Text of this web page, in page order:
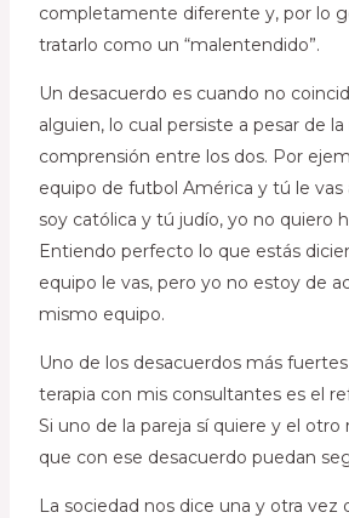
completamente diferente y, por lo
tratarlo como un “malentendido”.
Un desacuerdo es cuando no
alguien, lo cual persiste a pesar de
comprensión entre los dos. Por
equipo de futbol América y tú le vas
soy católica y tú judío, yo no quiero
Entiendo perfecto lo que estás
equipo le vas, pero yo no estoy de
mismo equipo.
Uno de los desacuerdos más
terapia con mis consultantes es el
Si uno de la pareja sí quiere y el otro
que con ese desacuerdo puedan
La sociedad nos dice una y otra vez